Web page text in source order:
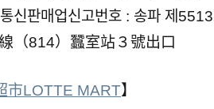
신판매업신고번호 : 송파 제
（814）蠶室站３號出口
市LOTTE MART】